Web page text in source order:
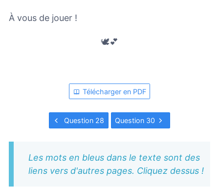
À vous de jouer !
🕊️💕
Télécharger en PDF
Question 28 Question 30
Les mots en bleus dans le texte sont des
liens vers d'autres pages. Cliquez dessus !